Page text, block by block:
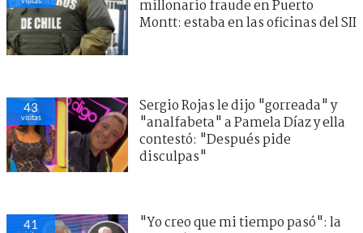
millonario fraude en Puerto
Montt: estaba en las oficinas del SII
43
visitas
Sergio Rojas le dijo "gorreada" y
"analfabeta" a Pamela Díaz y ella
contestó: "Después pide
disculpas"
41
"Yo creo que mi tiempo pasó": la